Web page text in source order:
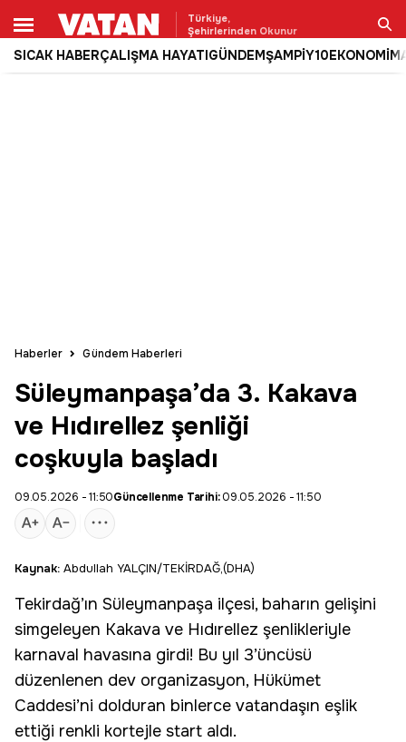
Türkiye,
Şehirlerinden Okunur
SICAK HABERÇALIŞMA HAYATIGÜNDEMŞAMPİY10EKONOMİ
Ara
Haberler Gündem Haberleri
Süleymanpaşa’da 3. Kakava
ve Hıdırellez şenliği
coşkuyla başladı
09.05.2026 - 11:50Güncellenme Tarihi:09.05.2026 - 11:50
Kaynak: Abdullah YALÇIN/TEKİRDAĞ,(DHA)
Tekirdağ’ın Süleymanpaşa ilçesi, baharın gelişini
simgeleyen Kakava ve Hıdırellez şenlikleriyle
karnaval havasına girdi! Bu yıl 3’üncüsü
düzenlenen dev organizasyon, Hükümet
Caddesi’ni dolduran binlerce vatandaşın eşlik
ettiği renkli kortejle start aldı.